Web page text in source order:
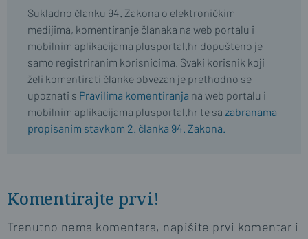
Sukladno članku 94. Zakona o elektroničkim
medijima, komentiranje članaka na web portalu i
mobilnim aplikacijama plusportal.hr dopušteno je
samo registriranim korisnicima. Svaki korisnik koji
želi komentirati članke obvezan je prethodno se
upoznati s Pravilima komentiranja na web portalu i
mobilnim aplikacijama plusportal.hr te sa zabranama
propisanim stavkom 2. članka 94. Zakona.
Komentirajte prvi!
Trenutno nema komentara, napišite prvi komentar i